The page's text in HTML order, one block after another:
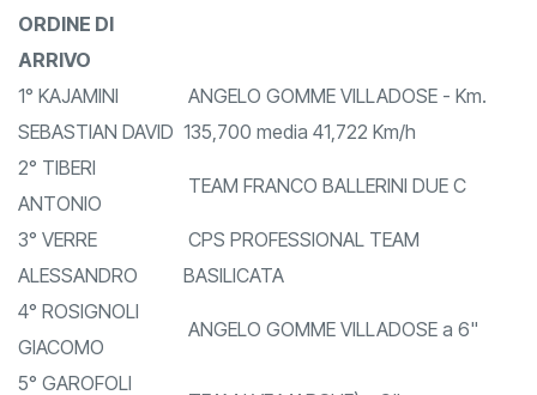
ORDINE DI
ARRIVO
1° KAJAMINI
SEBASTIAN DAVID
ANGELO GOMME VILLADOSE - Km.
135,700 media 41,722 Km/h
2° TIBERI
ANTONIO
TEAM FRANCO BALLERINI DUE C
3° VERRE
ALESSANDRO
CPS PROFESSIONAL TEAM
BASILICATA
4° ROSIGNOLI
GIACOMO
ANGELO GOMME VILLADOSE a 6"
5° GAROFOLI